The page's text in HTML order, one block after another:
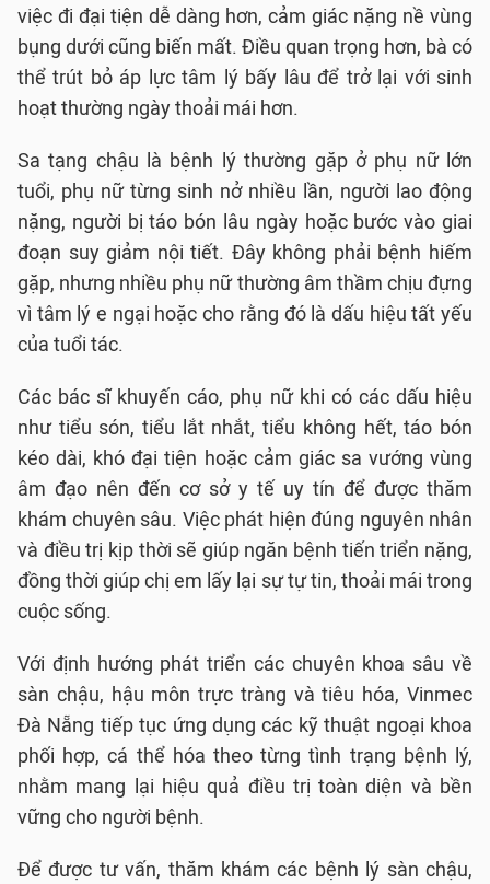
việc đi đại tiện dễ dàng hơn, cảm giác nặng nề vùng
bụng dưới cũng biến mất. Điều quan trọng hơn, bà có
thể trút bỏ áp lực tâm lý bấy lâu để trở lại với sinh
hoạt thường ngày thoải mái hơn.
Sa tạng chậu là bệnh lý thường gặp ở phụ nữ lớn
tuổi, phụ nữ từng sinh nở nhiều lần, người lao động
nặng, người bị táo bón lâu ngày hoặc bước vào giai
đoạn suy giảm nội tiết. Đây không phải bệnh hiếm
gặp, nhưng nhiều phụ nữ thường âm thầm chịu đựng
vì tâm lý e ngại hoặc cho rằng đó là dấu hiệu tất yếu
của tuổi tác.
Các bác sĩ khuyến cáo, phụ nữ khi có các dấu hiệu
như tiểu són, tiểu lắt nhắt, tiểu không hết, táo bón
kéo dài, khó đại tiện hoặc cảm giác sa vướng vùng
âm đạo nên đến cơ sở y tế uy tín để được thăm
khám chuyên sâu. Việc phát hiện đúng nguyên nhân
và điều trị kịp thời sẽ giúp ngăn bệnh tiến triển nặng,
đồng thời giúp chị em lấy lại sự tự tin, thoải mái trong
cuộc sống.
Với định hướng phát triển các chuyên khoa sâu về
sàn chậu, hậu môn trực tràng và tiêu hóa, Vinmec
Đà Nẵng tiếp tục ứng dụng các kỹ thuật ngoại khoa
phối hợp, cá thể hóa theo từng tình trạng bệnh lý,
nhằm mang lại hiệu quả điều trị toàn diện và bền
vững cho người bệnh.
Để được tư vấn, thăm khám các bệnh lý sàn chậu,